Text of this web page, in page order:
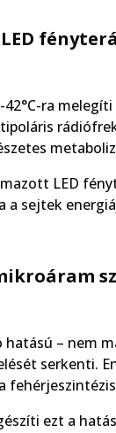
42°C-ra
LED
a sejtek
– nem
serkenti.
ezt a